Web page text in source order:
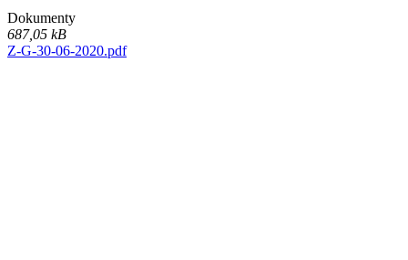
Dokumenty
687,05 kB
Z-G-30-06-2020.pdf